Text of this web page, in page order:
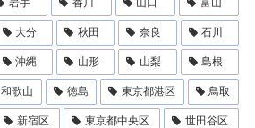
岩手 香川 山口 富山
大分 秋田 奈良 石川
沖縄 山形 山梨 島根
和歌山 徳島 東京都港区 鳥取
新宿区 東京都中央区 世田谷区